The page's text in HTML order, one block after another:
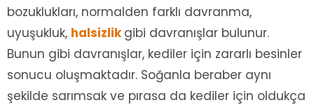
bozuklukları, normalden farklı davranma,
uyuşukluk, halsizlikgibi davranışlar bulunur.
Bunun gibi davranışlar, kediler için zararlı besinler
sonucu oluşmaktadır. Soğanla beraber aynı
şekilde sarımsak ve pırasa da kediler için oldukça